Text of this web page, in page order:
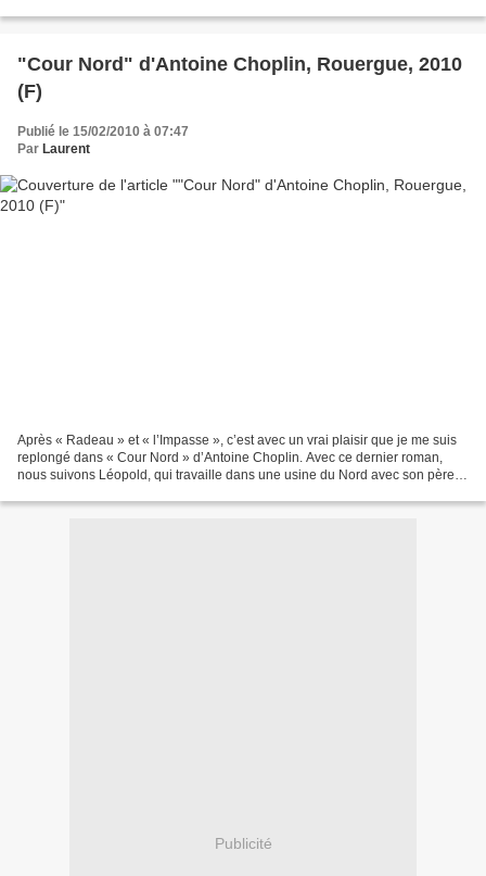
"Cour Nord" d'Antoine Choplin, Rouergue, 2010
(F)
Publié le 15/02/2010 à 07:47
Par Laurent
Après « Radeau » et « l’Impasse », c’est avec un vrai plaisir que je me suis
replongé dans « Cour Nord » d’Antoine Choplin. Avec ce dernier roman,
nous suivons Léopold, qui travaille dans une usine du Nord avec son père,
Publicité